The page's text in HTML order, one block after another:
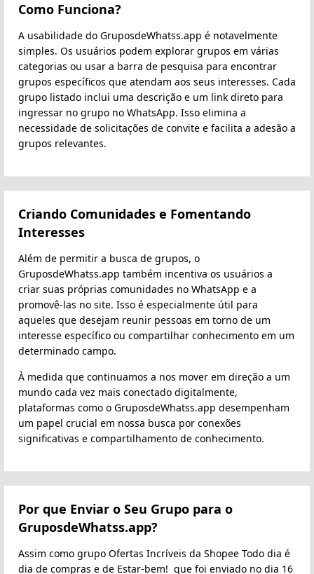
Como Funciona?
A usabilidade do GruposdeWhatss.app é notavelmente
simples. Os usuários podem explorar grupos em várias
categorias ou usar a barra de pesquisa para encontrar
grupos específicos que atendam aos seus interesses. Cada
grupo listado inclui uma descrição e um link direto para
ingressar no grupo no WhatsApp. Isso elimina a
necessidade de solicitações de convite e facilita a adesão a
grupos relevantes.
Criando Comunidades e Fomentando
Interesses
Além de permitir a busca de grupos, o
GruposdeWhatss.app também incentiva os usuários a
criar suas próprias comunidades no WhatsApp e a
promovê-las no site. Isso é especialmente útil para
aqueles que desejam reunir pessoas em torno de um
interesse específico ou compartilhar conhecimento em um
determinado campo.
À medida que continuamos a nos mover em direção a um
mundo cada vez mais conectado digitalmente,
plataformas como o GruposdeWhatss.app desempenham
um papel crucial em nossa busca por conexões
significativas e compartilhamento de conhecimento.
Por que Enviar o Seu Grupo para o
GruposdeWhatss.app?
Assim como grupo Ofertas Incríveis da Shopee Todo dia é
dia de compras e de Estar-bem! ️ que foi enviado no dia 16